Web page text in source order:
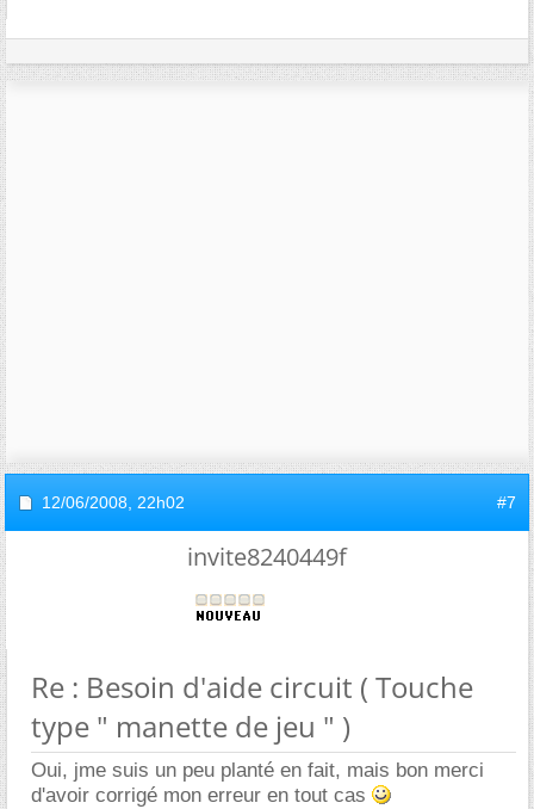
12/06/2008, 22h02 #7
invite8240449f
Re : Besoin d'aide circuit ( Touche
type " manette de jeu " )
Oui, jme suis un peu planté en fait, mais bon merci
d'avoir corrigé mon erreur en tout cas